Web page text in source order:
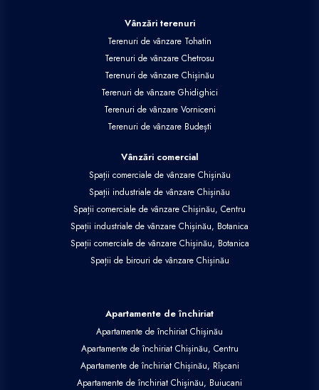
Vânzări terenuri
Terenuri de vânzare Tohatin
Terenuri de vânzare Chetrosu
Terenuri de vânzare Chișinău
Terenuri de vânzare Ghidighici
Terenuri de vânzare Vorniceni
Terenuri de vânzare Budești
Vânzări comercial
Spații comerciale de vânzare Chișinău
Spații industriale de vânzare Chișinău
Spații comerciale de vânzare Chișinău, Centru
Spații industriale de vânzare Chișinău, Botanica
Spații comerciale de vânzare Chișinău, Botanica
Spații de birouri de vânzare Chișinău
Apartamente de închiriat
Apartamente de închiriat Chișinău
Apartamente de închiriat Chișinău, Centru
Apartamente de închiriat Chișinău, Rîșcani
Apartamente de închiriat Chișinău, Buiucani